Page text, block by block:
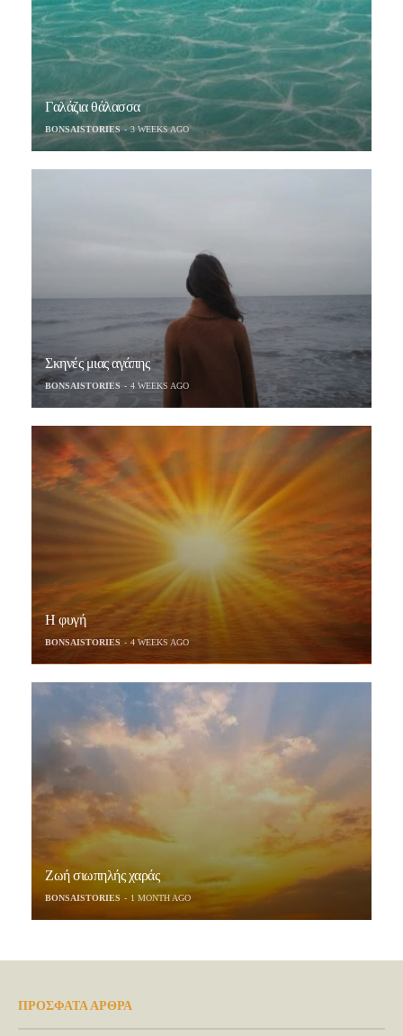
Γαλάζια θάλασσα
BONSAISTORIES 3 WEEKS AGO
Σκηνές μιας αγάπης
BONSAISTORIES 4 WEEKS AGO
Η φυγή
BONSAISTORIES 4 WEEKS AGO
Ζωή σιωπηλής χαράς
BONSAISTORIES 1 MONTH AGO
ΠΡΟΣΦΑΤΑ ΑΡΘΡΑ